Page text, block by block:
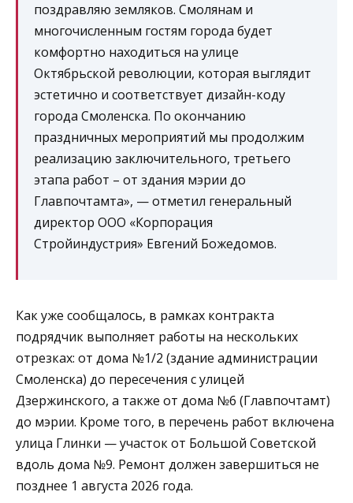
поздравляю земляков. Смолянам и
многочисленным гостям города будет
комфортно находиться на улице
Октябрьской революции, которая выглядит
эстетично и соответствует дизайн-коду
города Смоленска. По окончанию
праздничных мероприятий мы продолжим
реализацию заключительного, третьего
этапа работ – от здания мэрии до
Главпочтамта», — отметил генеральный
директор ООО «Корпорация
Стройиндустрия» Евгений Божедомов.
Как уже сообщалось, в рамках контракта
подрядчик выполняет работы на нескольких
отрезках: от дома №1/2 (здание администрации
Смоленска) до пересечения с улицей
Дзержинского, а также от дома №6 (Главпочтамт)
до мэрии. Кроме того, в перечень работ включена
улица Глинки — участок от Большой Советской
вдоль дома №9. Ремонт должен завершиться не
позднее 1 августа 2026 года.